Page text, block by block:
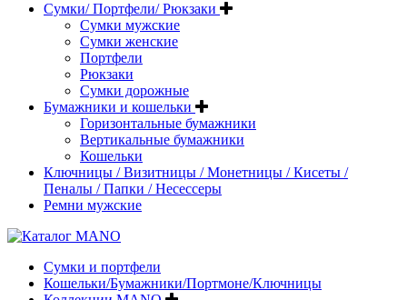
Сумки/ Портфели/ Рюкзаки
Сумки мужские
Сумки женские
Портфели
Рюкзаки
Сумки дорожные
Бумажники и кошельки
Горизонтальные бумажники
Вертикальные бумажники
Кошельки
Ключницы / Визитницы / Монетницы / Кисеты /
Пеналы / Папки / Несессеры
Ремни мужские
Сумки и портфели
Кошельки/Бумажники/Портмоне/Ключницы